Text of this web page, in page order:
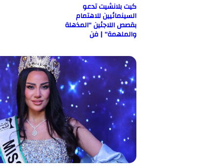
كيت بلانشيت تدعو
السينمائيين للاهتمام
بقصص اللاجئين “المذهلة
والملهمة” | فن